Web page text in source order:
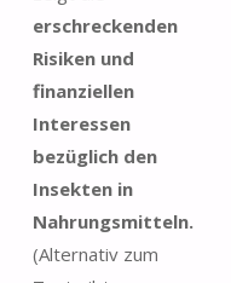
erschreckenden
Risiken und
finanziellen
Interessen
bezüglich den
Insekten in
Nahrungsmitteln.
(Alternativ zum